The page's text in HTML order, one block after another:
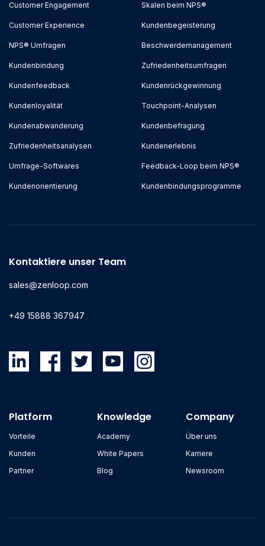
Customer Engagement
Customer Experience
NPS® Umfragen
Kundenbindung
Skalen beim NPS®
Kundenbegeisterung
Beschwerdemanagement
Zufriedenheitsumfragen
Kundenfeedback
Kundenloyalität
Kundenabwanderung
Zufriedenheitsanalysen
Umfrage-Softwares
Kundenorientierung
Kundenrückgewinnung
Touchpoint-Analysen
Kundenbefragung
Kundenerlebnis
Feedback-Loop beim NPS®
Kundenbindungsprogramme
Kontaktiere unser Team
sales@zenloop.com
+49 15888 367947
Platform
Vorteile
Kunden
Partner
Knowledge
Academy
White Papers
Blog
Company
Über uns
Karriere
Newsroom